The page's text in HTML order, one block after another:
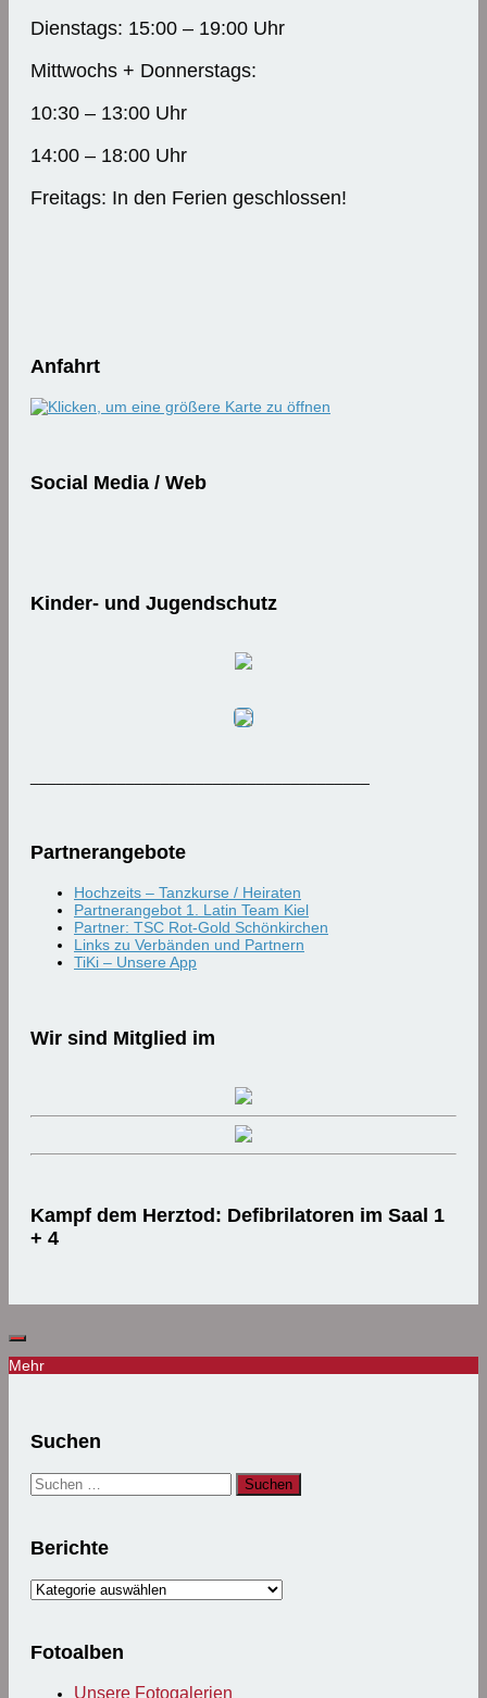
Dienstags: 15:00 – 19:00 Uhr
Mittwochs + Donnerstags:
10:30 – 13:00 Uhr
14:00 – 18:00 Uhr
Freitags: In den Ferien geschlossen!
Anfahrt
Social Media / Web
Kinder- und Jugendschutz
Partnerangebote
Hochzeits – Tanzkurse / Heiraten
Partnerangebot 1. Latin Team Kiel
Partner: TSC Rot-Gold Schönkirchen
Links zu Verbänden und Partnern
TiKi – Unsere App
Wir sind Mitglied im
Kampf dem Herztod: Defibrilatoren im Saal 1
+ 4
Mehr
Suchen
Suchen
nach:
Berichte
Berichte
Fotoalben
Unsere Fotogalerien